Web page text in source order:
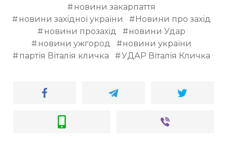
новини закарпаття
новини західної україни
Новини про захід
новини прозахід
новини Удар
новини ужгород
новини україни
партія Віталія кличка
УДАР Віталія Кличка